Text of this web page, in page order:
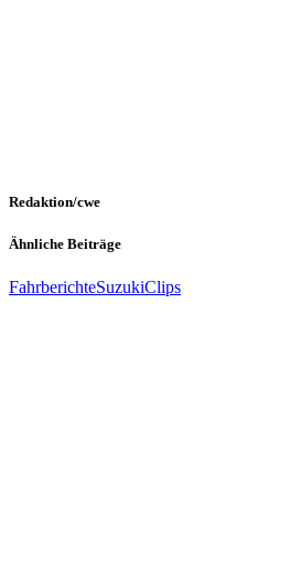
Redaktion/cwe
Ähnliche Beiträge
FahrberichteSuzukiClips